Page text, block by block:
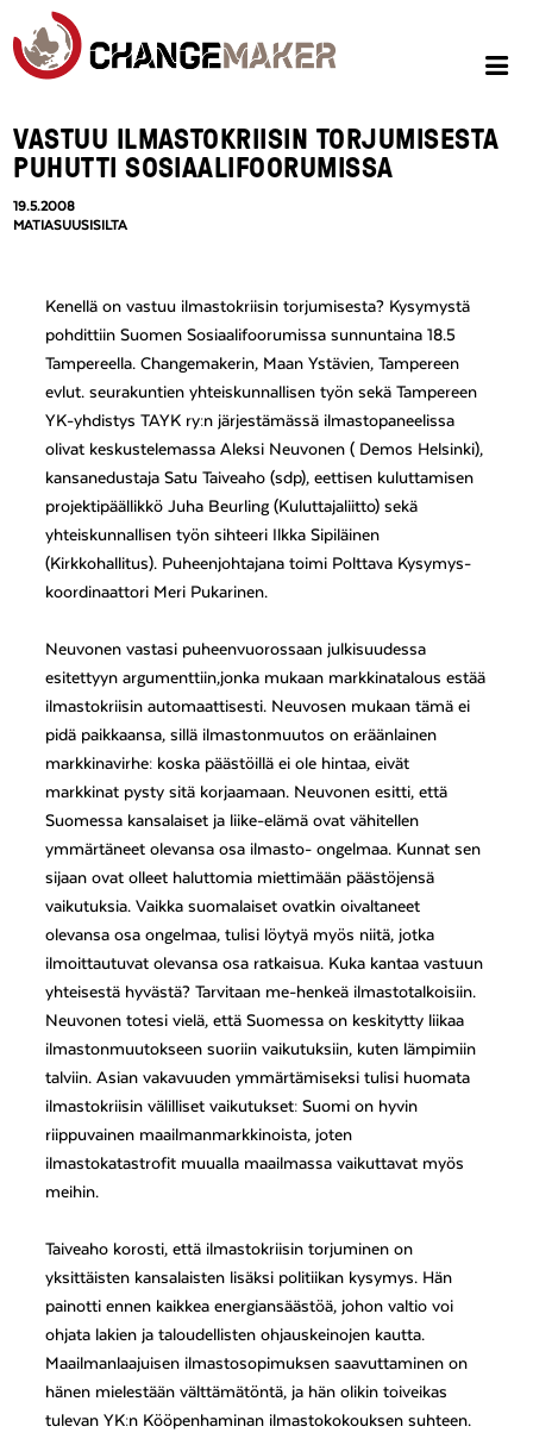
VASTUU ILMASTOKRIISIN TORJUMISESTA
PUHUTTI SOSIAALIFOORUMISSA
19.5.2008
MATIASUUSISILTA
Kenellä on vastuu ilmastokriisin torjumisesta? Kysymystä
pohdittiin Suomen Sosiaalifoorumissa sunnuntaina 18.5
Tampereella. Changemakerin, Maan Ystävien, Tampereen
evlut. seurakuntien yhteiskunnallisen työn sekä Tampereen
YK-yhdistys TAYK ry:n järjestämässä ilmastopaneelissa
olivat keskustelemassa Aleksi Neuvonen ( Demos Helsinki),
kansanedustaja Satu Taiveaho (sdp), eettisen kuluttamisen
projektipäällikkö Juha Beurling (Kuluttajaliitto) sekä
yhteiskunnallisen työn sihteeri Ilkka Sipiläinen
(Kirkkohallitus). Puheenjohtajana toimi Polttava Kysymys-
koordinaattori Meri Pukarinen.
Neuvonen vastasi puheenvuorossaan julkisuudessa
esitettyyn argumenttiin,jonka mukaan markkinatalous estää
ilmastokriisin automaattisesti. Neuvosen mukaan tämä ei
pidä paikkaansa, sillä ilmastonmuutos on eräänlainen
markkinavirhe: koska päästöillä ei ole hintaa, eivät
markkinat pysty sitä korjaamaan. Neuvonen esitti, että
Suomessa kansalaiset ja liike-elämä ovat vähitellen
ymmärtäneet olevansa osa ilmasto- ongelmaa. Kunnat sen
sijaan ovat olleet haluttomia miettimään päästöjensä
vaikutuksia. Vaikka suomalaiset ovatkin oivaltaneet
olevansa osa ongelmaa, tulisi löytyä myös niitä, jotka
ilmoittautuvat olevansa osa ratkaisua. Kuka kantaa vastuun
yhteisestä hyvästä? Tarvitaan me-henkeä ilmastotalkoisiin.
Neuvonen totesi vielä, että Suomessa on keskitytty liikaa
ilmastonmuutokseen suoriin vaikutuksiin, kuten lämpimiin
talviin. Asian vakavuuden ymmärtämiseksi tulisi huomata
ilmastokriisin välilliset vaikutukset: Suomi on hyvin
riippuvainen maailmanmarkkinoista, joten
ilmastokatastrofit muualla maailmassa vaikuttavat myös
meihin.
Taiveaho korosti, että ilmastokriisin torjuminen on
yksittäisten kansalaisten lisäksi politiikan kysymys. Hän
painotti ennen kaikkea energiansäästöä, johon valtio voi
ohjata lakien ja taloudellisten ohjauskeinojen kautta.
Maailmanlaajuisen ilmastosopimuksen saavuttaminen on
hänen mielestään välttämätöntä, ja hän olikin toiveikas
tulevan YK:n Kööpenhaminan ilmastokokouksen suhteen.